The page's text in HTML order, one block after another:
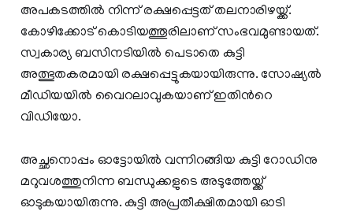
അപകടത്തിൽ നിന്ന് രക്ഷപ്പെട്ടത് തലനാരിഴയ്ക്ക്.
കോഴിക്കോട് കൊടിയത്തൂരിലാണ് സംഭവമുണ്ടായത്.
സ്വകാര്യ ബസിനടിയിൽ പെടാതെ കുട്ടി
അത്ഭുതകരമായി രക്ഷപ്പെട്ടുകയായിരുന്നു. സോഷ്യൽ
മീഡിയയിൽ വൈറലാവുകയാണ് ഇതിന്‍റെ
വിഡിയോ.
അച്ഛനൊപ്പം ഓട്ടോയിൽ വന്നിറങ്ങിയ കുട്ടി റോഡിനു
മറുവശത്തുനിന്ന ബന്ധുക്കളുടെ അടുത്തേയ്ക്ക്
ഓടുകയായിരുന്നു. കുട്ടി അപ്രതീക്ഷിതമായി ഓടി